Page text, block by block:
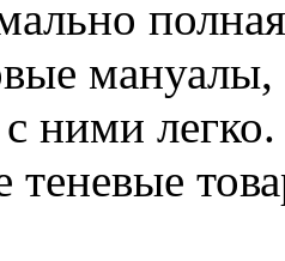
мануалы,
с ними
теневые